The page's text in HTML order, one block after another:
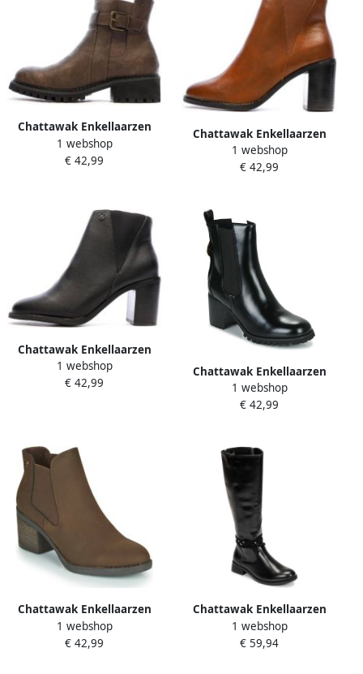
Chattawak Enkellaarzen
TOYA
1 webshop
€ 42,99
Chattawak Enkellaarzen
MORENO
1 webshop
€ 42,99
Chattawak Enkellaarzen
MORENO
1 webshop
€ 42,99
Chattawak Enkellaarzen
TOTALAN
1 webshop
€ 42,99
Chattawak Enkellaarzen
TEXAS
1 webshop
€ 42,99
Chattawak Enkellaarzen
ALABAMA
1 webshop
€ 59,94